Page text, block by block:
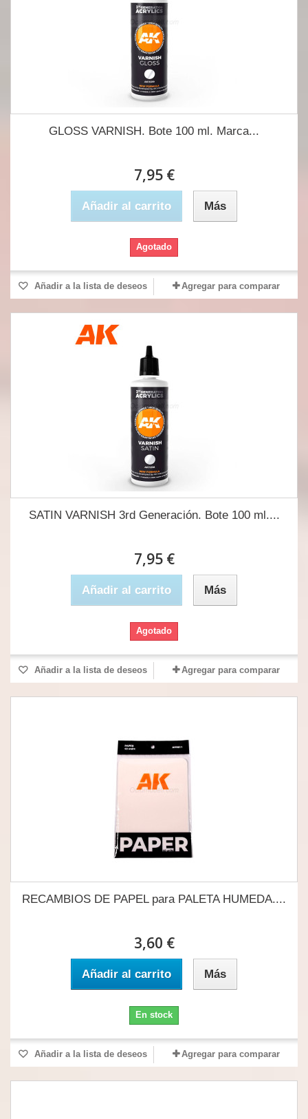
GLOSS VARNISH. Bote 100 ml. Marca...
7,95 €
Añadir al carrito Más
Agotado
Añadir a la lista de deseos Agregar para comparar
SATIN VARNISH 3rd Generación. Bote 100 ml....
7,95 €
Añadir al carrito Más
Agotado
Añadir a la lista de deseos Agregar para comparar
RECAMBIOS DE PAPEL para PALETA HUMEDA....
3,60 €
Añadir al carrito Más
En stock
Añadir a la lista de deseos Agregar para comparar